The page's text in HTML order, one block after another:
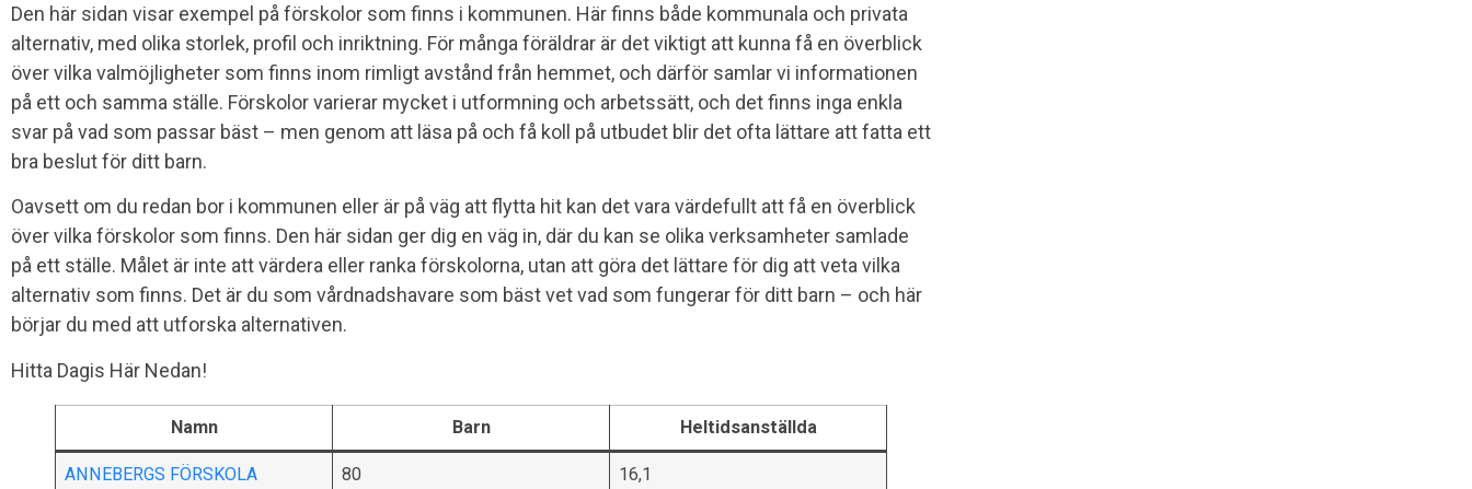
Den här sidan visar exempel på förskolor som finns i kommunen. Här finns både kommunala och privata
alternativ, med olika storlek, profil och inriktning. För många föräldrar är det viktigt att kunna få en överblick
över vilka valmöjligheter som finns inom rimligt avstånd från hemmet, och därför samlar vi informationen
på ett och samma ställe. Förskolor varierar mycket i utformning och arbetssätt, och det finns inga enkla
svar på vad som passar bäst – men genom att läsa på och få koll på utbudet blir det ofta lättare att fatta ett
bra beslut för ditt barn.
Oavsett om du redan bor i kommunen eller är på väg att flytta hit kan det vara värdefullt att få en överblick
över vilka förskolor som finns. Den här sidan ger dig en väg in, där du kan se olika verksamheter samlade
på ett ställe. Målet är inte att värdera eller ranka förskolorna, utan att göra det lättare för dig att veta vilka
alternativ som finns. Det är du som vårdnadshavare som bäst vet vad som fungerar för ditt barn – och här
börjar du med att utforska alternativen.
Hitta Dagis Här Nedan!
Namn Barn Heltidsanställda
ANNEBERGS FÖRSKOLA 80 16,1